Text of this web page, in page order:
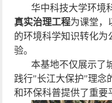
华中科技大学环境
真实治理工程为课堂，
的环境科学知识转化为
验。
本基地不仅展示了
践行"长江大保护"理念
和环保科普提供了重要